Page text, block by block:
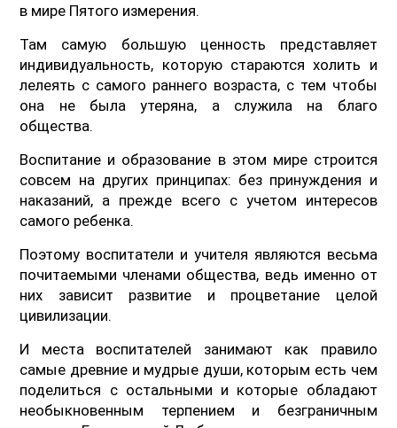
в мире Пятого измерения.
Там самую большую ценность представляет
индивидуальность, которую стараются холить и
лелеять с самого раннего возраста, с тем чтобы
она не была утеряна, а служила на благо
общества.
Воспитание и образование в этом мире строится
совсем на других принципах: без принуждения и
наказаний, а прежде всего с учетом интересов
самого ребенка.
Поэтому воспитатели и учителя являются весьма
почитаемыми членами общества, ведь именно от
них зависит развитие и процветание целой
цивилизации.
И места воспитателей занимают как правило
самые древние и мудрые души, которым есть чем
поделиться с остальными и которые обладают
необыкновенным терпением и безграничным